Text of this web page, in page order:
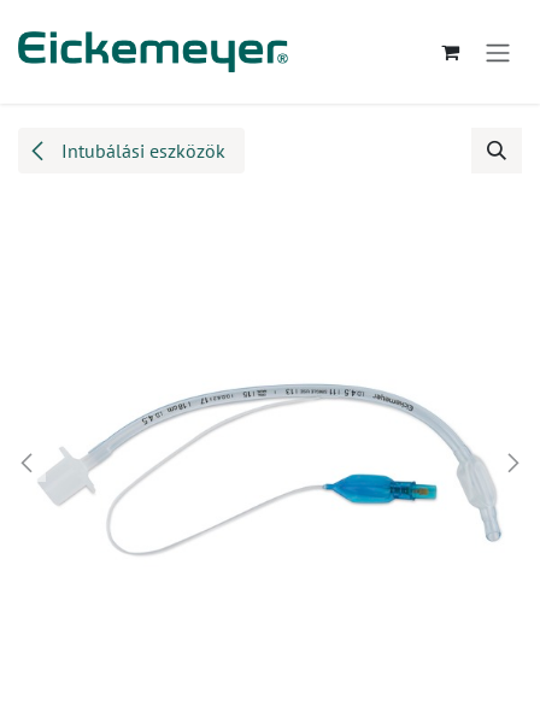
Intubálási eszközök